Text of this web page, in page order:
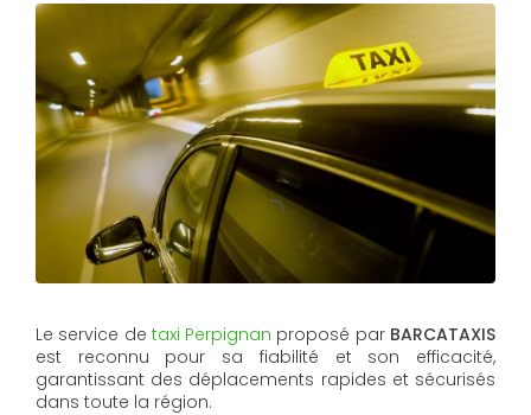
Le service de taxi Perpignan proposé par BARCATAXIS
est reconnu pour sa fiabilité et son efficacité,
garantissant des déplacements rapides et sécurisés
dans toute la région.